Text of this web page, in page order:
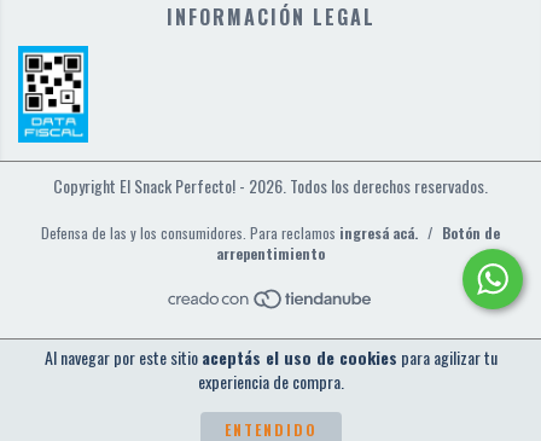
Al navegar por este sitioaceptás el uso de cookies para agilizar tu
experiencia de compra.
ENTENDIDO
INFORMACIÓN LEGAL
Copyright El Snack Perfecto! - 2026. Todos los derechos reservados.
Defensa de las y los consumidores. Para reclamos ingresá acá. / Botón de
arrepentimiento